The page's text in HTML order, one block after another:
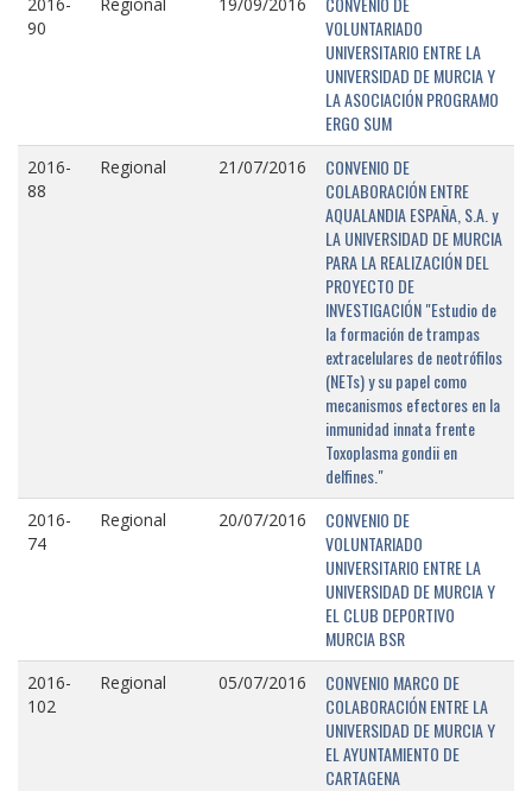
90
VOLUNTARIADO
UNIVERSITARIO ENTRE LA
UNIVERSIDAD DE MURCIA Y
LA ASOCIACIÓN PROGRAMO
ERGO SUM
2016-
88
Regional 21/07/2016
CONVENIO DE
COLABORACIÓN ENTRE
AQUALANDIA ESPAÑA, S.A. y
LA UNIVERSIDAD DE MURCIA
PARA LA REALIZACIÓN DEL
PROYECTO DE
INVESTIGACIÓN "Estudio de
la formación de trampas
extracelulares de neotrófilos
(NETs) y su papel como
mecanismos efectores en la
inmunidad innata frente
Toxoplasma gondii en
delfines."
2016-
74
Regional 20/07/2016
CONVENIO DE
VOLUNTARIADO
UNIVERSITARIO ENTRE LA
UNIVERSIDAD DE MURCIA Y
EL CLUB DEPORTIVO
MURCIA BSR
2016-
102
Regional 05/07/2016
CONVENIO MARCO DE
COLABORACIÓN ENTRE LA
UNIVERSIDAD DE MURCIA Y
EL AYUNTAMIENTO DE
CARTAGENA